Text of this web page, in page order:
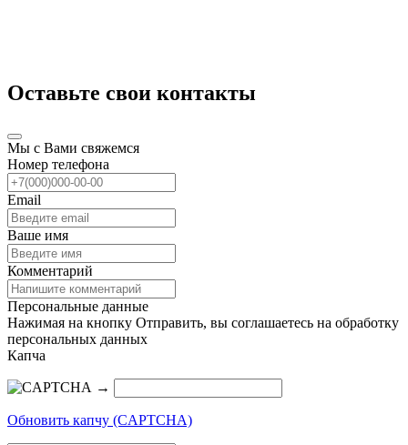
Оставьте свои контакты
Мы с Вами свяжемся
Номер телефона
Email
Ваше имя
Комментарий
Персональные данные
Нажимая на кнопку Отправить, вы соглашаетесь на обработку
персональных данных
Капча
→
Обновить капчу (CAPTCHA)